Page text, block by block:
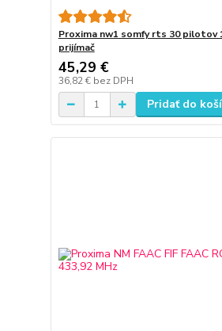
Proxima nw1 somfy rts 30 pilotov
prijímač
45,29 €
36,82 € bez DPH
Pridať do